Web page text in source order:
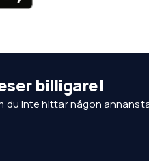
billigare!
inte hittar någon